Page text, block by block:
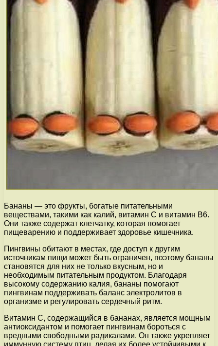
Бананы — это фрукты, богатые питательными
веществами, такими как калий, витамин С и витамин B6.
Они также содержат клетчатку, которая помогает
пищеварению и поддерживает здоровье кишечника.
Пингвины обитают в местах, где доступ к другим
источникам пищи может быть ограничен, поэтому бананы
становятся для них не только вкусным, но и
необходимым питательным продуктом. Благодаря
высокому содержанию калия, бананы помогают
пингвинам поддерживать баланс электролитов в
организме и регулировать сердечный ритм.
Витамин С, содержащийся в бананах, является мощным
антиоксидантом и помогает пингвинам бороться с
вредными свободными радикалами. Он также укрепляет
иммунную систему птиц, делая их более устойчивыми к